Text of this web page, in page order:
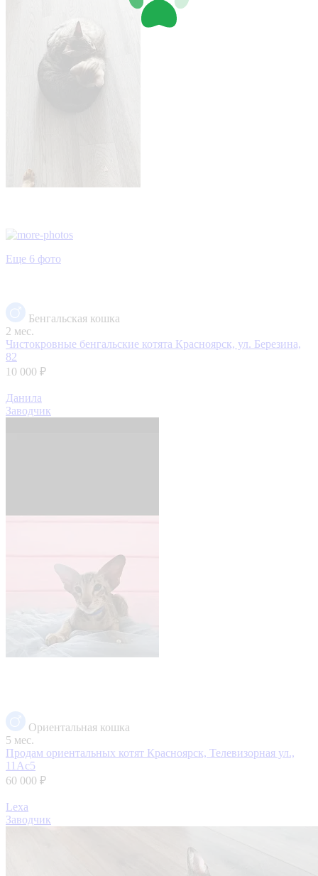
Еще 6 фото
Бенгальская кошка
2 мес.
Чистокровные бенгальские котята Красноярск, ул. Березина,
82
10 000 ₽
Данила
Заводчик
Ориентальная кошка
5 мес.
Продам ориентальных котят Красноярск, Телевизорная ул.,
11Ас5
60 000 ₽
Lexa
Заводчик